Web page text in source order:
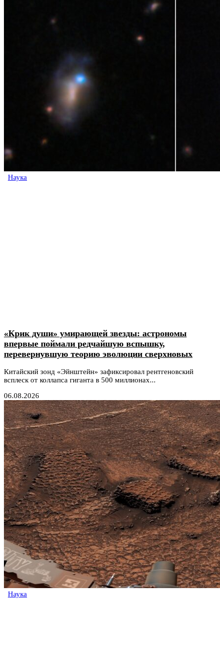
Наука
«Крик души» умирающей звезды: астрономы
впервые поймали редчайшую вспышку,
перевернувшую теорию эволюции сверхновых
Китайский зонд «Эйнштейн» зафиксировал рентгеновский
всплеск от коллапса гиганта в 500 миллионах...
06.08.2026
Наука